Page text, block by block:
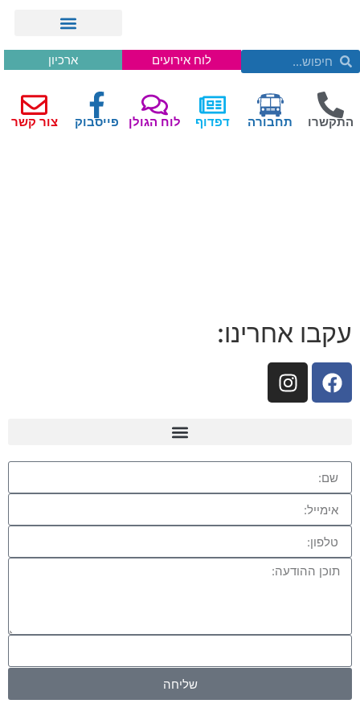
לוח אירועים ארכיון
התקשרו תחבורה דפדוף לוח הגולן פייסבוק צור קשר
עקבו אחרינו:
שליחה